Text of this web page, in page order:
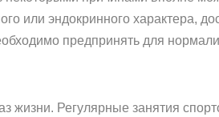
или эндокринного характера,
предпринять для
жизни. Регулярные занятия